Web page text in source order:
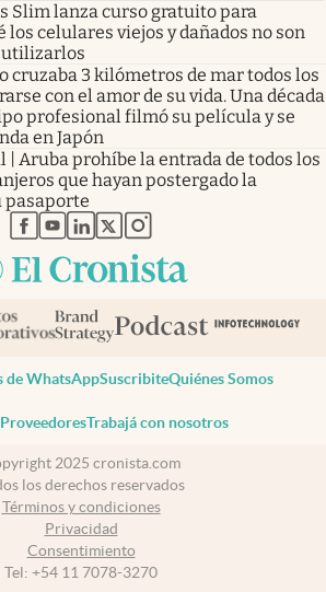
Slim lanza curso gratuito para
los celulares viejos y dañados no son
cruzaba 3 kilómetros de mar todos los
con el amor de su vida. Una década
profesional filmó su película y se
en Japón
| Aruba prohíbe la entrada de todos los
que hayan postergado la
pasaporte
abre en nueva pestaña
abre en nueva pestaña
abre en nueva pestaña
abre en nueva pestaña
abre en nueva pestaña
de WhatsAppSuscribiteQuiénes Somos
Trabajá con nosotros
2025 cronista.com
los derechos reservados
Términos y condiciones
Privacidad
Consentimiento
Tel: +54 11 7078-3270